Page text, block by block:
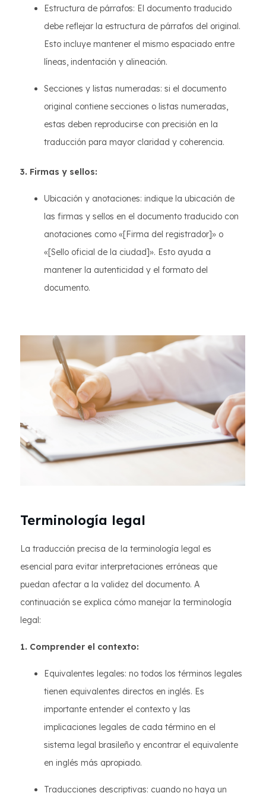
Estructura de párrafos: El documento traducido
debe reflejar la estructura de párrafos del original.
Esto incluye mantener el mismo espaciado entre
líneas, indentación y alineación.
Secciones y listas numeradas: si el documento
original contiene secciones o listas numeradas,
estas deben reproducirse con precisión en la
traducción para mayor claridad y coherencia.
3. Firmas y sellos:
Ubicación y anotaciones: indique la ubicación de
las firmas y sellos en el documento traducido con
anotaciones como «[Firma del registrador]» o
«[Sello oficial de la ciudad]». Esto ayuda a
mantener la autenticidad y el formato del
documento.
Terminología legal
La traducción precisa de la terminología legal es
esencial para evitar interpretaciones erróneas que
puedan afectar a la validez del documento. A
continuación se explica cómo manejar la terminología
legal:
1. Comprender el contexto:
Equivalentes legales: no todos los términos legales
tienen equivalentes directos en inglés. Es
importante entender el contexto y las
implicaciones legales de cada término en el
sistema legal brasileño y encontrar el equivalente
en inglés más apropiado.
Traducciones descriptivas: cuando no haya un